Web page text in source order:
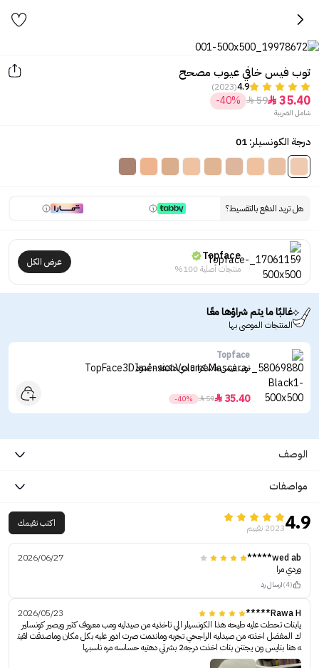
توب فيس خافي عيوب مصحح
4.9
(2023)
35.40

59

-40%
شامل الضريبة
درجة الكونسيلر: 01
هل تريد الدفع بالتقسيط؟
Topface
منتجات أصلية 100%
عرض الكل
غالبًا ما يتم شراؤها معًا
المنتجات الموصى بها
Topface
توب فيس ماسكرا 3 دي مكثفة - أسود
35.40

59

-40%
الوصف
مواصفات
4.92023 تقييم اكتب تقيمك
wed ab*****
2026/06/27
وردي مرا
(4) ارسال رد
Rawa H*****
2026/05/23
يابنات تحطت عليه طيحه هذا الكونسيلر الي تاخذيه من صيدليه ومب معروف كثير ويصير كونسلير
ك المفضل اخذته من صيدليه الراجحي تجربه وماندمت صرت ادور عليه بكل مكان وماصدقت لقيت
ه هنا بنايس ون يجننن بنات اخذت درجه2 بشرتي دهنيه حساسه مره ناسبها